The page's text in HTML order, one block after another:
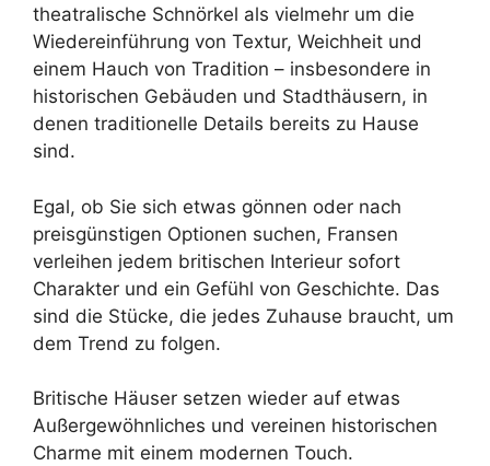
theatralische Schnörkel als vielmehr um die
Wiedereinführung von Textur, Weichheit und
einem Hauch von Tradition – insbesondere in
historischen Gebäuden und Stadthäusern, in
denen traditionelle Details bereits zu Hause
sind.
Egal, ob Sie sich etwas gönnen oder nach
preisgünstigen Optionen suchen, Fransen
verleihen jedem britischen Interieur sofort
Charakter und ein Gefühl von Geschichte. Das
sind die Stücke, die jedes Zuhause braucht, um
dem Trend zu folgen.
Britische Häuser setzen wieder auf etwas
Außergewöhnliches und vereinen historischen
Charme mit einem modernen Touch.